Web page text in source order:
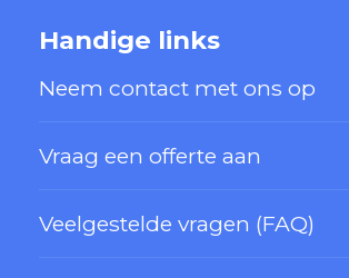
Handige links
Neem contact met ons op
Vraag een offerte aan
Veelgestelde vragen (FAQ)